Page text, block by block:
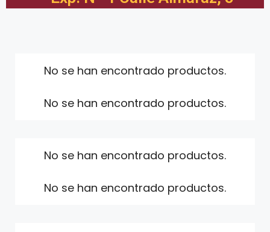
No se han encontrado productos.
No se han encontrado productos.
No se han encontrado productos.
No se han encontrado productos.